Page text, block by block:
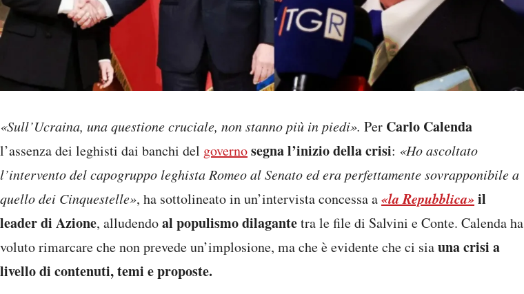
«Sull’Ucraina, una questione cruciale, non stanno più in piedi». Per Carlo Calenda
l’assenza dei leghisti dai banchi del governosegna l’inizio della crisi: «Ho ascoltato
l’intervento del capogruppo leghista Romeo al Senato ed era perfettamente sovrapponibile a
quello dei Cinquestelle», ha sottolineato in un’intervista concessa a«la Repubblica»il
leader di Azione, alludendoal populismo dilagantetra le file di Salvini e Conte. Calenda ha
voluto rimarcare che non prevede un’implosione, ma che è evidente che ci siauna crisi a
livello di contenuti, temi e proposte.